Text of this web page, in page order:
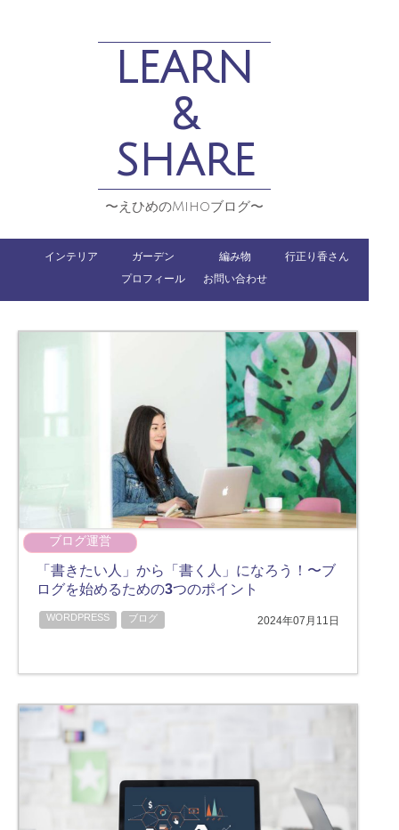
LEARN
&
SHARE
〜えひめのMihoブログ〜
インテリア ガーデン 編み物
行正り香さん
プロフィール
お問い合わせ
ブログ運営
「書きたい人」から「書く人」になろう！〜ブ
ログを始めるための3つのポイント
WORDPRESS ブログ 2024年07月11日